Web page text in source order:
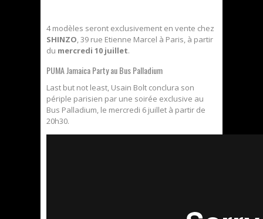
4 modèles seront exclusivement en vente chez
SHINZO, 39 rue Etienne Marcel à Paris, à partir
du mercredi 10 juillet.
PUMA Jamaica Party au Bus Palladium
Last but not least, Usain Bolt conclura son
périple parisien par une soirée exclusive au
Bus Palladium, le mercredi 6 juillet à partir de
20h30.